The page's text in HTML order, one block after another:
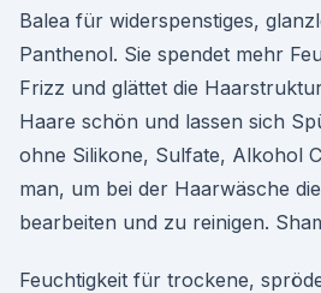
Balea für widerspenstiges,
Panthenol. Sie spendet mehr
Frizz und glättet die
Haare schön und lassen sich
ohne Silikone, Sulfate, Alkohol
man, um bei der Haarwäsche
bearbeiten und zu reinigen.
Feuchtigkeit für trockene,